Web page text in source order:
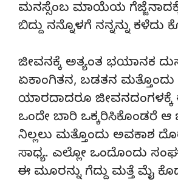
ಮನಸ್ಸೆಂಬ ಮಾಯೆಯ ಗೆಜ್ಜೆನಾದಕ್ಕೆ
ಬಿದ್ದು ನನ್ನೊಳಗೆ ನನ್ನನ್ನು ಕಳೆದು
ಜೀವನಕ್ಕೆ ಅತ್ಯಂತ ಭಯಾನಕ
ಏಕಾಂಗಿತನ, ಬಡತನ ಮತ್ತೊಂದು
ಯಾರದಾದರೂ
ಒಂದೇ ಬಾರಿ ಒಕ್ಕರಿಸಿಕೊಂಡರೆ ಆ
ನಿಲ್ಲಲು ಮತ್ತೊಂದು ಅವಕಾಶ
ಸಾಧ್ಯ. ಎಲ್ಲೋ ಒಂದೊಂದು
ಈ ಮೂರನ್ನು ಗೆದ್ದು ಮತ್ತೆ ಮೈ